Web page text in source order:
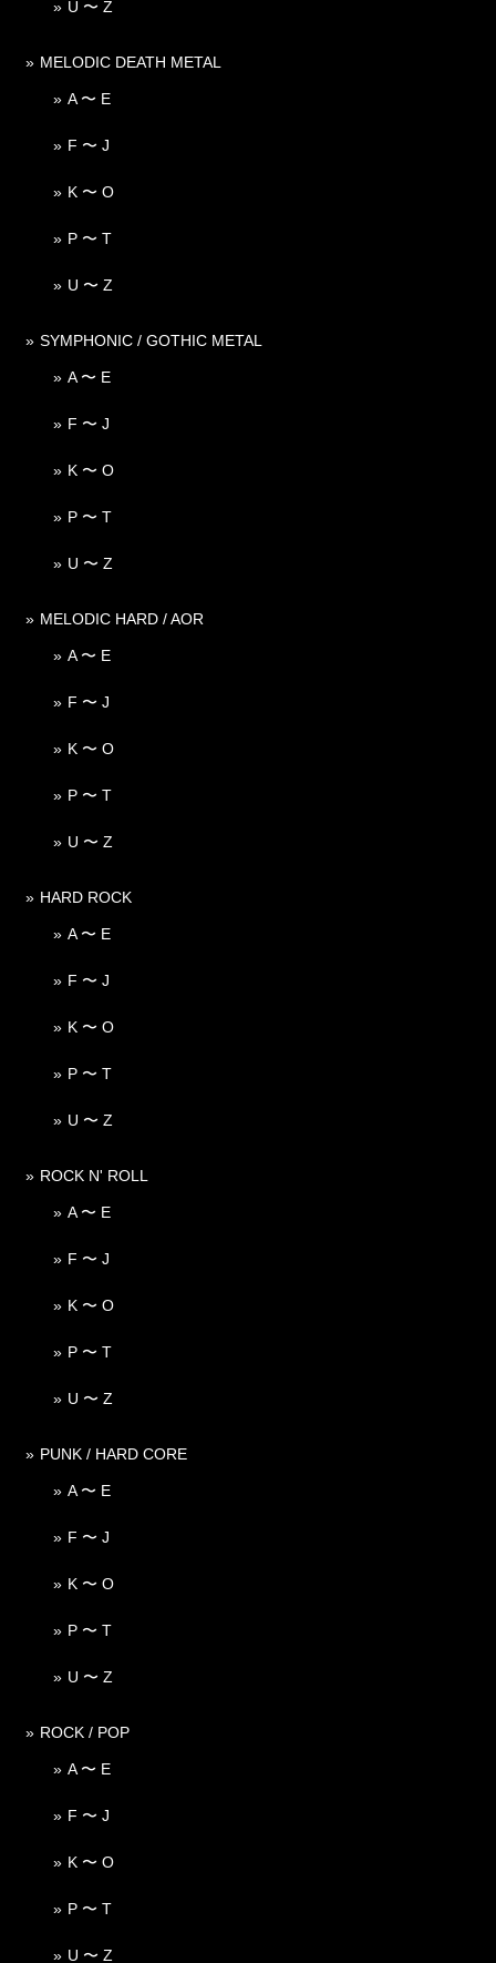
U 〜 Z
MELODIC DEATH METAL
A 〜 E
F 〜 J
K 〜 O
P 〜 T
U 〜 Z
SYMPHONIC / GOTHIC METAL
A 〜 E
F 〜 J
K 〜 O
P 〜 T
U 〜 Z
MELODIC HARD / AOR
A 〜 E
F 〜 J
K 〜 O
P 〜 T
U 〜 Z
HARD ROCK
A 〜 E
F 〜 J
K 〜 O
P 〜 T
U 〜 Z
ROCK N' ROLL
A 〜 E
F 〜 J
K 〜 O
P 〜 T
U 〜 Z
PUNK / HARD CORE
A 〜 E
F 〜 J
K 〜 O
P 〜 T
U 〜 Z
ROCK / POP
A 〜 E
F 〜 J
K 〜 O
P 〜 T
U 〜 Z